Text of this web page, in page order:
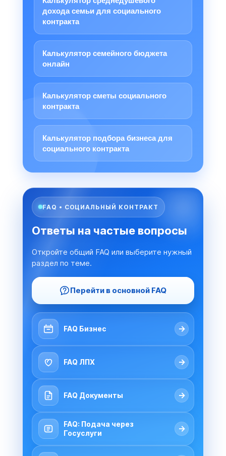
дохода семьи для социального
контракта
Калькулятор семейного бюджета
онлайн
Калькулятор сметы социального
контракта
Калькулятор подбора бизнеса для
социального контракта
FAQ • СОЦИАЛЬНЫЙ КОНТРАКТ
Ответы на частые вопросы
Откройте общий FAQ или выберите нужный
раздел по теме.
Перейти в основной FAQ
FAQ Бизнес →
FAQ ЛПХ →
FAQ Документы →
FAQ: Подача через
Госуслуги
→